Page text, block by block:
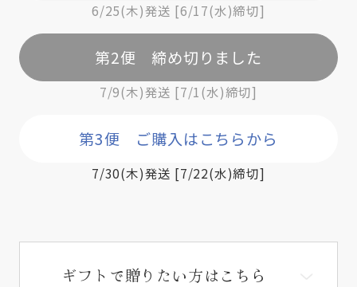
6/25(木)発送 [6/17(水)締切]
第2便 締め切りました
7/9(木)発送 [7/1(水)締切]
第3便 ご購入はこちらから
7/30(木)発送 [7/22(水)締切]
ギフトで贈りたい方はこちら